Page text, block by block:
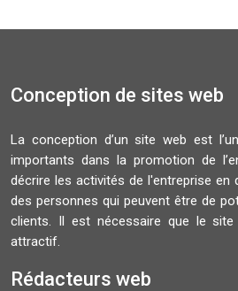
Conception de sites web
La conception d’un site web est
importants dans la promotion de
décrire les activités de l'entreprise en
des personnes qui peuvent être de
clients. Il est nécessaire que le
attractif.
Rédacteurs web